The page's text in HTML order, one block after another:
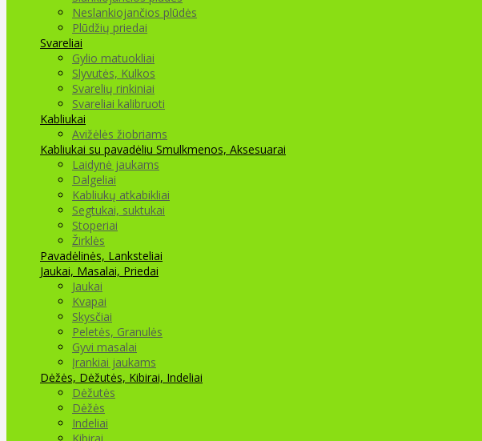
Neslankiojančios plūdės
Plūdžių priedai
Svareliai
Gylio matuokliai
Slyvutės, Kulkos
Svarelių rinkiniai
Svareliai kalibruoti
Kabliukai
Avižėlės žiobriams
Kabliukai su pavadėliu Smulkmenos, Aksesuarai
Laidynė jaukams
Dalgeliai
Kabliukų atkabikliai
Segtukai, suktukai
Stoperiai
Žirklės
Pavadėlinės, Lanksteliai
Jaukai, Masalai, Priedai
Jaukai
Kvapai
Skysčiai
Peletės, Granulės
Gyvi masalai
Įrankiai jaukams
Dėžės, Dėžutės, Kibirai, Indeliai
Dėžutės
Dėžės
Indeliai
Kibirai